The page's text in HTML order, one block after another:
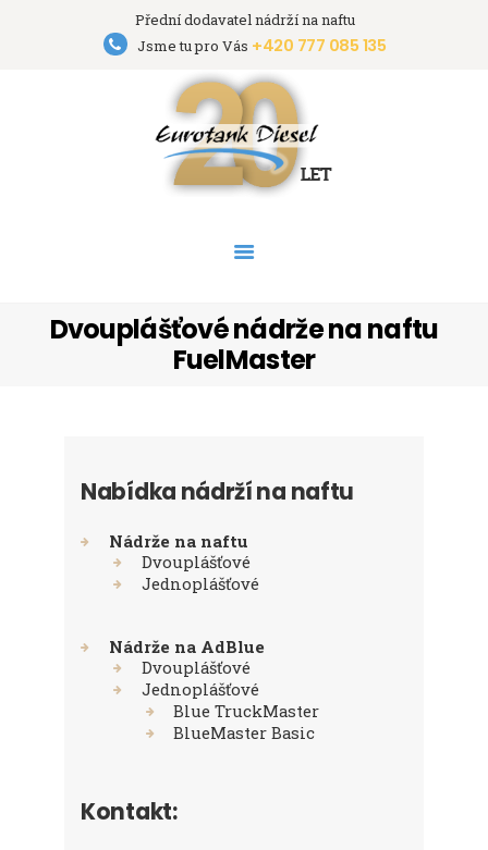
Přední dodavatel nádrží na naftu
Jsme tu pro Vás +420 777 085 135
Dvouplášťové nádrže na naftu
FuelMaster
Eurotank Diesel s.r.o.
Přední dodavatel nádrží na naftu
HOME
NÁDRŽE
PRONÁJEM NÁDRŽÍ
KONTAKT
Nabídka nádrží na naftu
Nádrže na naftu
Dvouplášťové
Jednoplášťové
Nádrže na AdBlue
Dvouplášťové
Jednoplášťové
Blue TruckMaster
BlueMaster Basic
Kontakt: